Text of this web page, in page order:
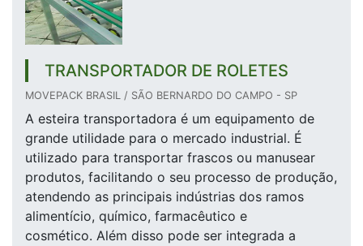
TRANSPORTADOR DE ROLETES
MOVEPACK BRASIL / SÃO BERNARDO DO CAMPO - SP
A esteira transportadora é um equipamento de
grande utilidade para o mercado industrial. É
utilizado para transportar frascos ou manusear
produtos, facilitando o seu processo de produção,
atendendo as principais indústrias dos ramos
alimentício, químico, farmacêutico e
cosmético. Além disso pode ser integrada a